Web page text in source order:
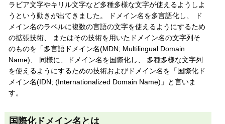
ラビア文字やキリル文字など多種多様な文字が使えるようしよ
うという動きが出てきました。 ドメイン名を多言語化し、 ド
メイン名のラベルに複数の言語の文字を使えるようにするため
の拡張技術、 またはその技術を用いたドメイン名の文字列そ
のものを「多言語ドメイン名(MDN; Multilingual Domain
Name)、 同様に、ドメイン名を国際化し、 多種多様な文字列
を使えるようにするための技術およびドメイン名を「国際化ド
メイン名(IDN; (Internationalized Domain Name)」と言いま
す。
国際化ドメイン名とは